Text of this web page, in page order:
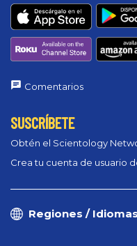
Comentarios
SUSCRÍBETE
Obtén el Scientology
Crea tu cuenta de usuario
Regiones / Idiomas